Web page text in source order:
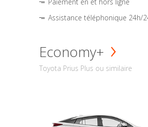
Assistance téléphonique 24h/
Economy+
Toyota Prius Plus ou similaire